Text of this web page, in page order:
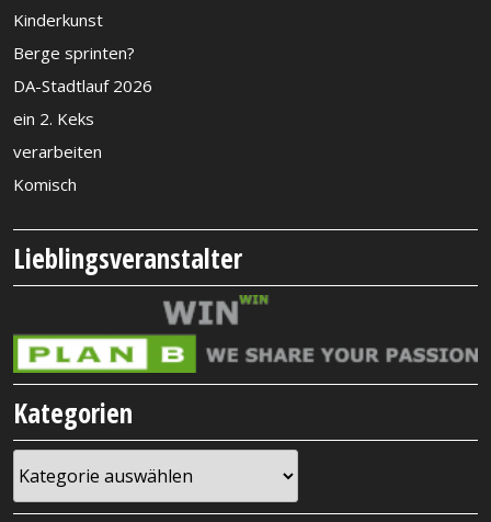
Kinderkunst
Berge sprinten?
DA-Stadtlauf 2026
ein 2. Keks
verarbeiten
Komisch
Lieblingsveranstalter
Kategorien